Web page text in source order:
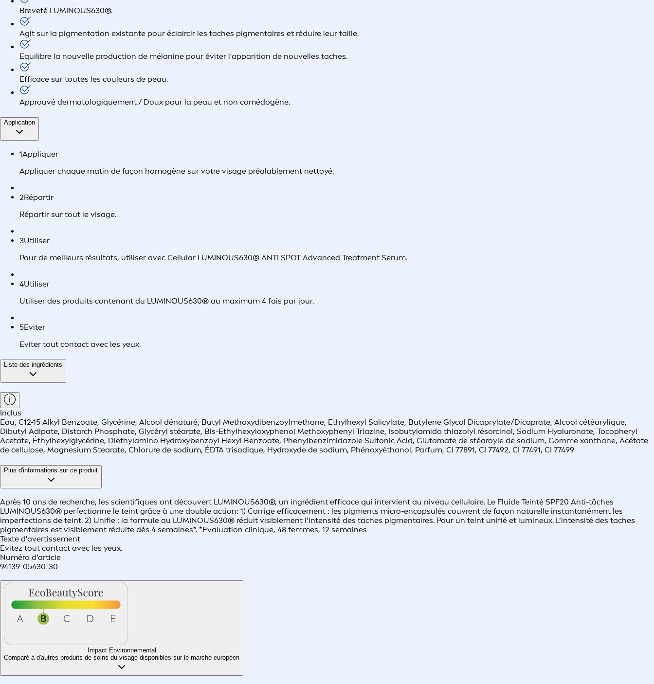
Breveté LUMINOUS630®.
Agit sur la pigmentation existante pour éclaircir les taches pigmentaires et réduire leur taille.
Equilibre la nouvelle production de mélanine pour éviter l'apparition de nouvelles taches.
Efficace sur toutes les couleurs de peau.
Approuvé dermatologiquement / Doux pour la peau et non comédogène.
Application
1Appliquer
Appliquer chaque matin de façon homogène sur votre visage préalablement nettoyé.
2Répartir
Répartir sur tout le visage.
3Utiliser
Pour de meilleurs résultats, utiliser avec Cellular LUMINOUS630® ANTI SPOT Advanced Treatment Serum.
4Utiliser
Utiliser des produits contenant du LUMINOUS630® au maximum 4 fois par jour.
5Eviter
Eviter tout contact avec les yeux.
Liste des ingrédients
Inclus
Eau, C12-15 Alkyl Benzoate, Glycérine, Alcool dénaturé, Butyl Methoxydibenzoylmethane, Ethylhexyl Salicylate, Butylene Glycol Dicaprylate/Dicaprate, Alcool cétéarylique,
Dibutyl Adipate, Distarch Phosphate, Glycéryl stéarate, Bis-Ethylhexyloxyphenol Methoxyphenyl Triazine, Isobutylamido thiazolyl résorcinol, Sodium Hyaluronate, Tocopheryl
Acetate, Éthylhexylglycérine, Diethylamino Hydroxybenzoyl Hexyl Benzoate, Phenylbenzimidazole Sulfonic Acid, Glutamate de stéaroyle de sodium, Gomme xanthane, Acétate
de cellulose, Magnesium Stearate, Chlorure de sodium, ÉDTA trisodique, Hydroxyde de sodium, Phénoxyéthanol, Parfum, CI 77891, CI 77492, CI 77491, CI 77499
Plus d'informations sur ce produit
Après 10 ans de recherche, les scientifiques ont découvert LUMINOUS630®, un ingrédient efficace qui intervient au niveau cellulaire. Le Fluide Teinté SPF20 Anti-tâches
LUMINOUS630® perfectionne le teint grâce à une double action: 1) Corrige efficacement : les pigments micro-encapsulés couvrent de façon naturelle instantanément les
imperfections de teint. 2) Unifie : la formule au LUMINOUS630® réduit visiblement l’intensité des taches pigmentaires. Pour un teint unifié et lumineux. L’intensité des taches
pigmentaires est visiblement réduite dès 4 semaines*. *Evaluation clinique, 48 femmes, 12 semaines
Texte d'avertissement
Evitez tout contact avec les yeux.
Numéro d’article
94139-05430-30
Impact Environnemental
Comparé à d'autres produits de soins du visage disponibles sur le marché européen